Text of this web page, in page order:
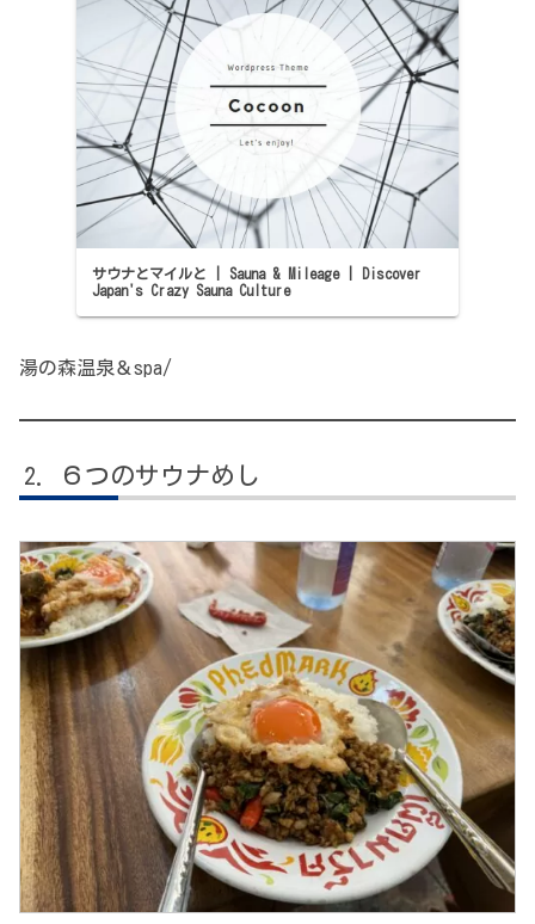
サウナとマイルと | Sauna & Mileage | Discover
Japan's Crazy Sauna Culture
湯の森温泉＆spa/
６つのサウナめし